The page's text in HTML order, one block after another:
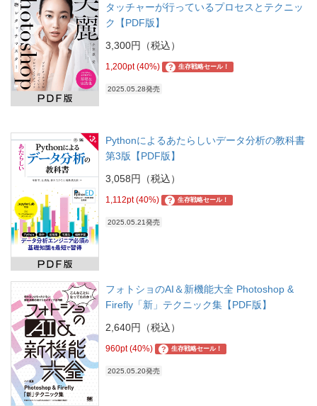
タッチャーが行っているプロセスとテクニッ
ク【PDF版】
3,300円（税込）
1,200pt (40%) ? 生存戦略セール！
2025.05.28発売
Pythonによるあたらしいデータ分析の教科書
第3版【PDF版】
3,058円（税込）
1,112pt (40%) ? 生存戦略セール！
2025.05.21発売
フォトショのAI＆新機能大全 Photoshop &
Firefly「新」テクニック集【PDF版】
2,640円（税込）
960pt (40%) ? 生存戦略セール！
2025.05.20発売